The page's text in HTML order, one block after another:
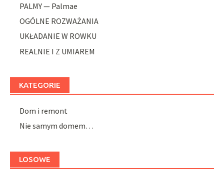
PALMY — Palmae
OGÓLNE ROZWAŻANIA
UKŁADANIE W ROWKU
REALNIE I Z UMIAREM
KATEGORIE
Dom i remont
Nie samym domem…
LOSOWE